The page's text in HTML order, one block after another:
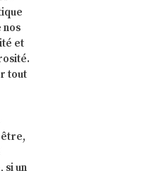
nos
et
tout
être,
si un